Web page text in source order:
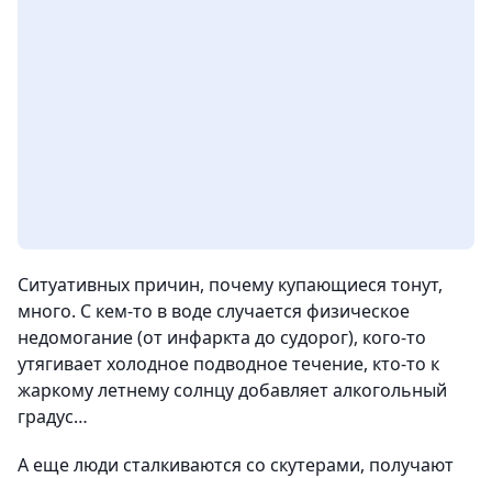
Ситуативных причин, почему купающиеся тонут,
много. С кем-то в воде случается физическое
недомогание (от инфаркта до судорог), кого-то
утягивает холодное подводное течение, кто-то к
жаркому летнему солнцу добавляет алкогольный
градус…
А еще люди сталкиваются со скутерами, получают